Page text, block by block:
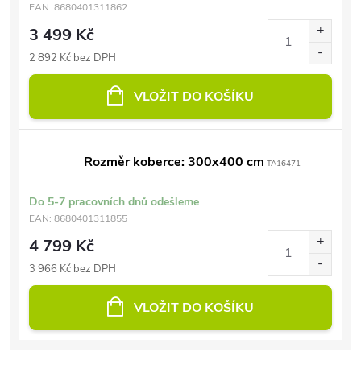
EAN: 8680401311862
3 499 Kč
2 892 Kč bez DPH
VLOŽIT DO KOŠÍKU
Rozměr koberce: 300x400 cm TA16471
Do 5-7 pracovních dnů odešleme
EAN: 8680401311855
4 799 Kč
3 966 Kč bez DPH
VLOŽIT DO KOŠÍKU